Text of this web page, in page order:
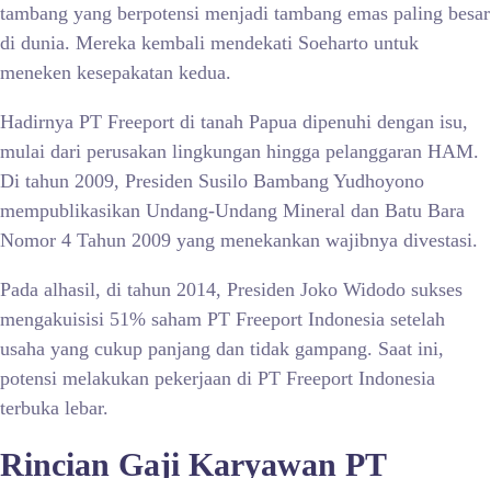
tambang yang berpotensi menjadi tambang emas paling besar
di dunia. Mereka kembali mendekati Soeharto untuk
meneken kesepakatan kedua.
Hadirnya PT Freeport di tanah Papua dipenuhi dengan isu,
mulai dari perusakan lingkungan hingga pelanggaran HAM.
Di tahun 2009, Presiden Susilo Bambang Yudhoyono
mempublikasikan Undang-Undang Mineral dan Batu Bara
Nomor 4 Tahun 2009 yang menekankan wajibnya divestasi.
Pada alhasil, di tahun 2014, Presiden Joko Widodo sukses
mengakuisisi 51% saham PT Freeport Indonesia setelah
usaha yang cukup panjang dan tidak gampang. Saat ini,
potensi melakukan pekerjaan di PT Freeport Indonesia
terbuka lebar.
Rincian Gaji Karyawan PT